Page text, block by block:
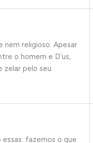
nem religioso. Apesar
o homem e D’us,
zelar pelo seu
fazemos o que